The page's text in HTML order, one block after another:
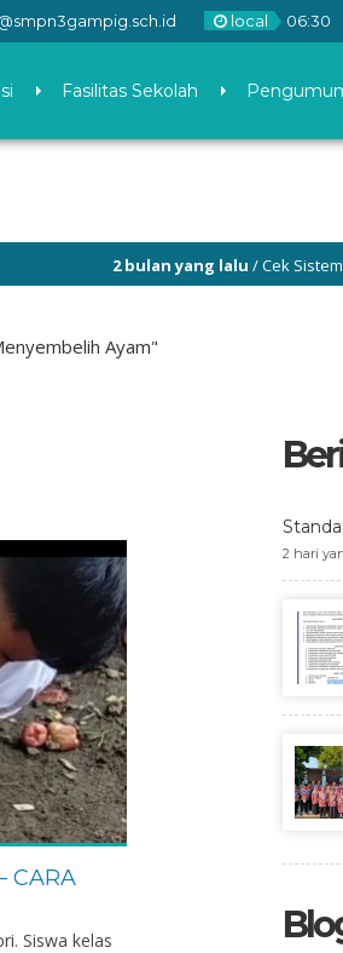
local 06:30
Fasilitas Sekolah
2 bulan yang lalu/ Cek Sistem
Ayam"
CARA
Siswa kelas
2 hari